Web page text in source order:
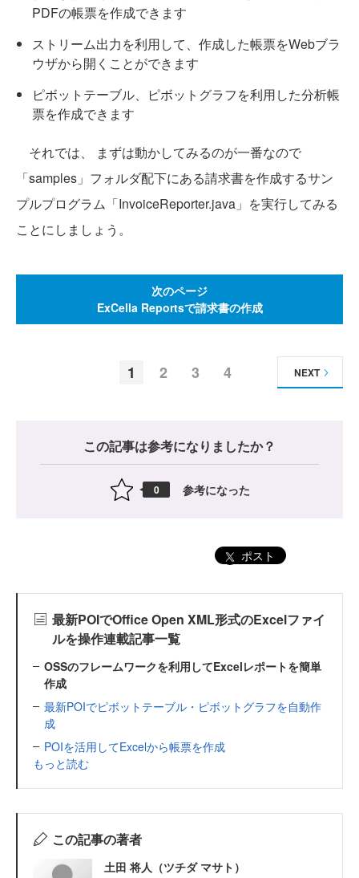
PDFの帳票を作成できます
ストリーム出力を利用して、作成した帳票をWebブラ
ウザから開くことができます
ピボットテーブル、ピボットグラフを利用した分析帳
票を作成できます
それでは、 まずは動かしてみるのが一番なので
「samples」フォルダ配下にある請求書を作成するサン
プルプログラム「InvoiceReporter.java」を実行してみる
ことにしましょう。
次のページ
ExCella Reportsで請求書の作成
1 2 3 4 NEXT
この記事は参考になりましたか？
0 参考になった
ポスト
最新POIでOffice Open XML形式のExcelファイ
ルを操作連載記事一覧
OSSのフレームワークを利用してExcelレポートを簡単
作成
最新POIでピボットテーブル・ピボットグラフを自動作
成
POIを活用してExcelから帳票を作成
もっと読む
この記事の著者
土田 将人（ツチダ マサト）